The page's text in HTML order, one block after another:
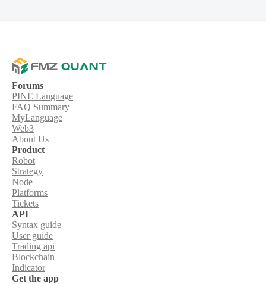
Forums
PINE Language
FAQ Summary
MyLanguage
Web3
About Us
Product
Robot
Strategy
Node
Platforms
Tickets
API
Syntax guide
User guide
Trading api
Blockchain
Indicator
Get the app